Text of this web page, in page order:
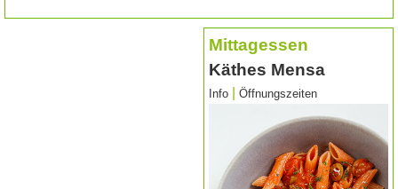
Mittagessen
Käthes Mensa
Info Öffnungszeiten